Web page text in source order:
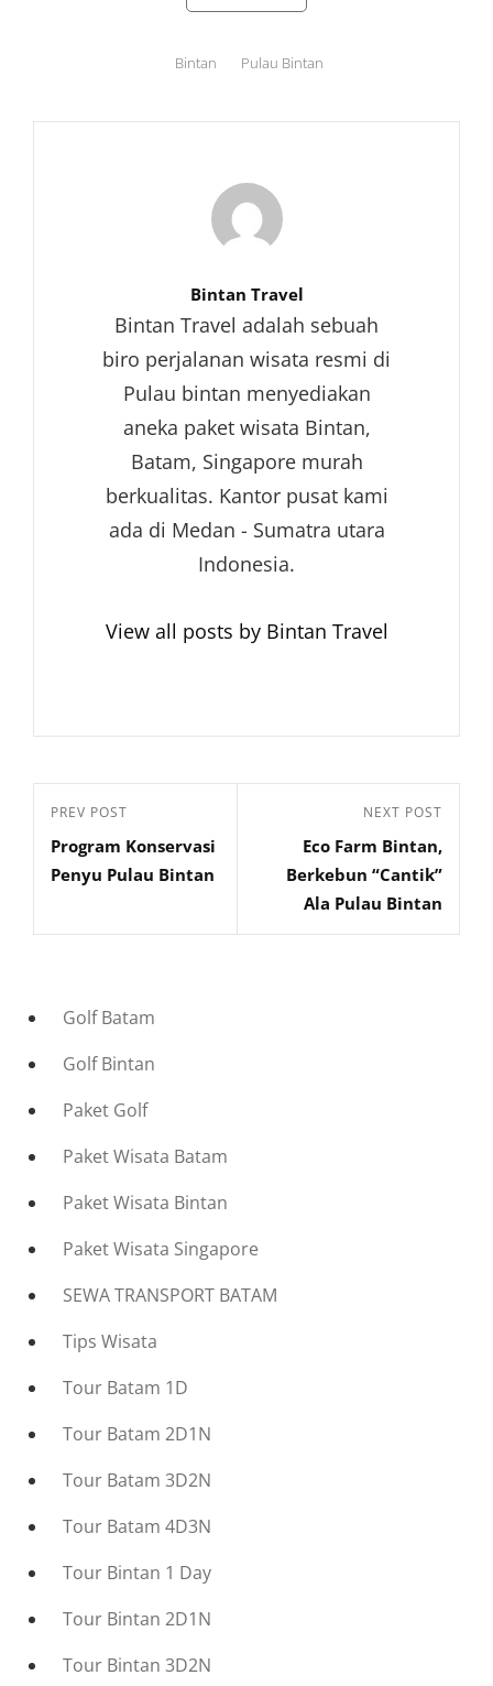
Tags,
Bintan Pulau Bintan
Author:
Bintan Travel
Bintan Travel adalah sebuah
biro perjalanan wisata resmi di
Pulau bintan menyediakan
aneka paket wisata Bintan,
Batam, Singapore murah
berkualitas. Kantor pusat kami
ada di Medan - Sumatra utara
Indonesia.
View all posts by Bintan Travel
Navigasi
pos
Previous
Post
PREV POST
Program Konservasi
Penyu Pulau Bintan
Post
NEXT POST
Eco Farm Bintan,
Berkebun “Cantik”
Ala Pulau Bintan
Golf Batam
Golf Bintan
Paket Golf
Paket Wisata Batam
Paket Wisata Bintan
Paket Wisata Singapore
SEWA TRANSPORT BATAM
Tips Wisata
Tour Batam 1D
Tour Batam 2D1N
Tour Batam 3D2N
Tour Batam 4D3N
Tour Bintan 1 Day
Tour Bintan 2D1N
Tour Bintan 3D2N